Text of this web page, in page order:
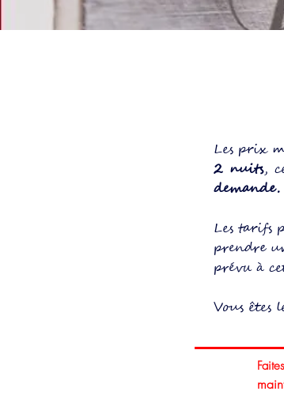
Les prix
2 nuits,
demande.
Les tarifs
prendre
prévu à
Vous